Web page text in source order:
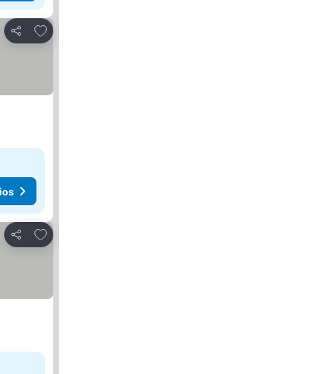
Compartir
Agregar a favoritos
Compartir
Agregar a favoritos